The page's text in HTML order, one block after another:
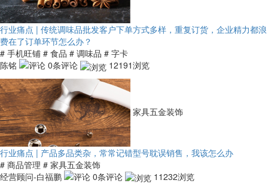
行业痛点 | 传统调味品批发客户下单方式多样，重复订货，企业精力都浪
费在了订单环节怎么办？
# 手机旺铺 # 食品 # 调味品 # 字卡
陈铭
0条评论 12191浏览
家具五金装饰
行业痛点 | 产品多品类杂，常常记错型号耽误销售，我该怎么办
# 商品管理 # 家具五金装饰
经营顾问-白福鹏
0条评论 11232浏览